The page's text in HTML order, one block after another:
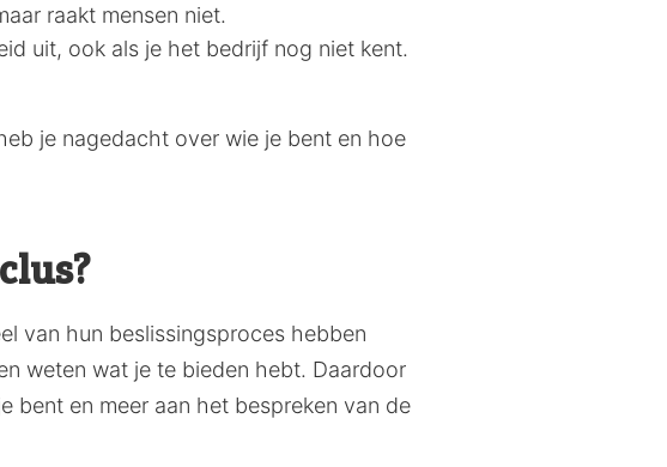
raakt mensen niet.
uit, ook als je het bedrijf nog niet kent.
je nagedacht over wie je bent en hoe
van hun beslissingsproces hebben
weten wat je te bieden hebt. Daardoor
bent en meer aan het bespreken van de